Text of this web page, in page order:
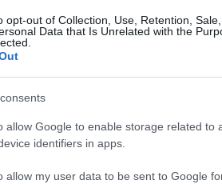
opt-out of Collection, Use, Retention,
Data that Is Unrelated with the
allow Google to enable storage related to
identifiers in apps.
allow my user data to be sent to Google
ki, végül egyetlen
miközben annyi jó
György "Bolhatwist"-
kedvencem, kattogós
őket.